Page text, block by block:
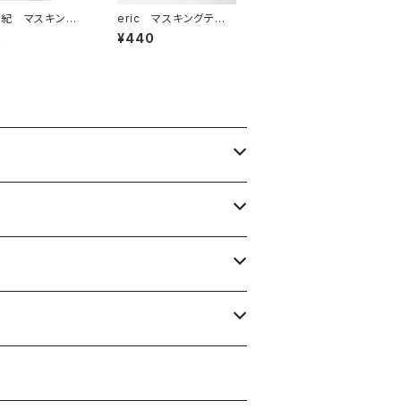
マスキング
テッカー237
eric マスキングテー
プ Days 37-633
¥440